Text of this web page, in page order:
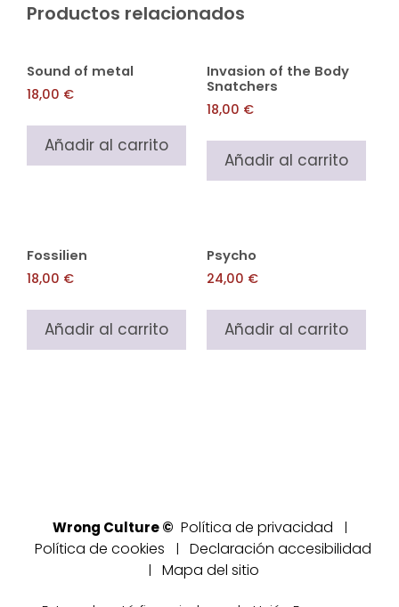
Productos relacionados
Sound of metal
18,00 €
Añadir al carrito
Invasion of the Body
Snatchers
18,00 €
Añadir al carrito
Fossilien
18,00 €
Añadir al carrito
Psycho
24,00 €
Añadir al carrito
Wrong Culture © Política de privacidad |
Política de cookies | Declaración accesibilidad
| Mapa del sitio